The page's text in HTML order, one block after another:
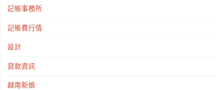
記帳事務所
記帳費行情
設計
貸款資訊
越南新娘